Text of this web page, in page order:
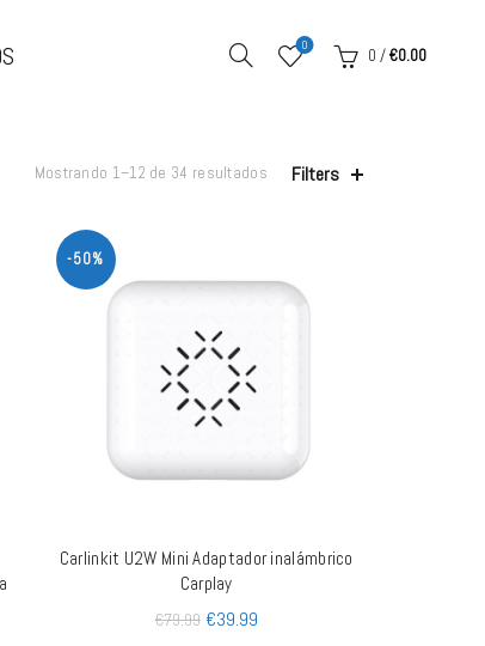
0
0 / €0.00
Mostrando 1–12 de 34 resultados Filters
-50%
AÑADIR AL CARRITO
Carlinkit U2W Mini Adaptador inalámbrico
Carplay
€79.99 €39.99